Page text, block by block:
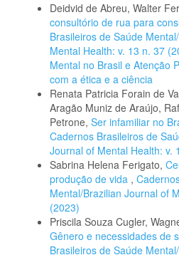
Deidvid de Abreu, Walter
consultório de rua para
Brasileiros de Saúde
Mental Health: v. 13 n. 37
Mental no Brasil e Atenção
com a ética e a ciência
Renata Patricia Forain de
Aragão Muniz de Araújo,
Petrone, Ser infamiliar no
Cadernos Brasileiros de
Journal of Mental Health: v.
Sabrina Helena Ferigato,
produção de vida ,
Mental/Brazilian Journal of
(2023)
Priscila Souza Cugler,
Gênero e necessidades de
Brasileiros de Saúde